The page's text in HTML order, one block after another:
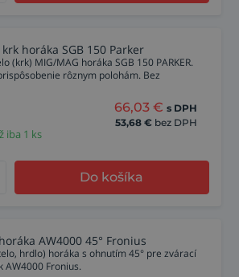
horáka SGB 150 Parker
(krk) MIG/MAG horáka SGB 150 PARKER.
rôznym polohám. Bez
66,03 € s DPH
53,68 € bez DPH
iba 1 ks
Do košíka
AW4000 45° Fronius
hrdlo) horáka s ohnutím 45° pre zvárací
AW4000 Fronius.